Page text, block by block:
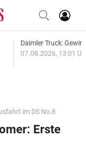
Daimler Truck:
07.08.2026, 13:01
im DS No.8
Erste